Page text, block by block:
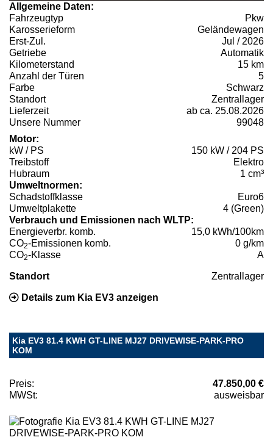
Allgemeine Daten:
Fahrzeugtyp
Pkw
Karosserieform
Geländewagen
Erst-Zul.
Jul / 2026
Getriebe
Automatik
Kilometerstand
15 km
Anzahl der Türen
5
Farbe
Schwarz
Standort
Zentrallager
Lieferzeit
ab ca. 25.08.2026
Unsere Nummer
99048
Motor:
kW / PS
150 kW / 204 PS
Treibstoff
Elektro
Hubraum
1 cm³
Umweltnormen:
Schadstoffklasse
Euro6
Umweltplakette
4 (Green)
Verbrauch und Emissionen nach WLTP:
Energieverbr. komb.
15,0 kWh/100km
CO2-Emissionen komb.
0 g/km
CO2-Klasse A
Standort Zentrallager
Details zum Kia EV3 anzeigen
Kia EV3 81.4 KWH GT-LINE MJ27 DRIVEWISE-PARK-PRO
KOM
Preis:
47.850,00 €
MWSt:
ausweisbar